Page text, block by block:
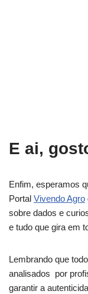
E ai,
Enfim, esperamos
Portal Vivendo Agro
sobre dados e
e tudo que gira em
Lembrando que
analisados por
garantir a